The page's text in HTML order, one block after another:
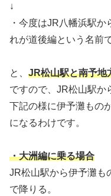
↓
・今度はJR八幡浜駅
れが道後編という名前
と、 JR松山駅と南予地
ですので、JR松山駅か
下記の様に伊予灘もの
になるわけです。
・大洲編に乗る場合
JR松山駅から伊予灘も
で降りる。